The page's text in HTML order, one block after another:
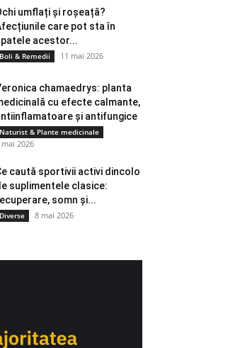
umflați și roșeață?
care pot sta în
acestor...
Boli & Remedii 11 mai 2026
chamaedrys: planta
cu efecte calmante,
și antifungice
Naturist & Plante medicinale
mai 2026
caută sportivii activi dincolo
suplimentele clasice:
somn și...
Diverse 8 mai 2026